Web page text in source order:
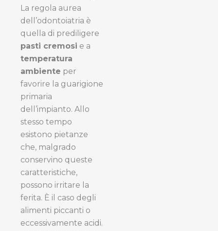
La regola aurea
dell’odontoiatria è
quella di prediligere
pasti cremosi e a
temperatura
ambiente per
favorire la guarigione
primaria
dell’impianto. Allo
stesso tempo
esistono pietanze
che, malgrado
conservino queste
caratteristiche,
possono irritare la
ferita. È il caso degli
alimenti piccanti o
eccessivamente acidi.